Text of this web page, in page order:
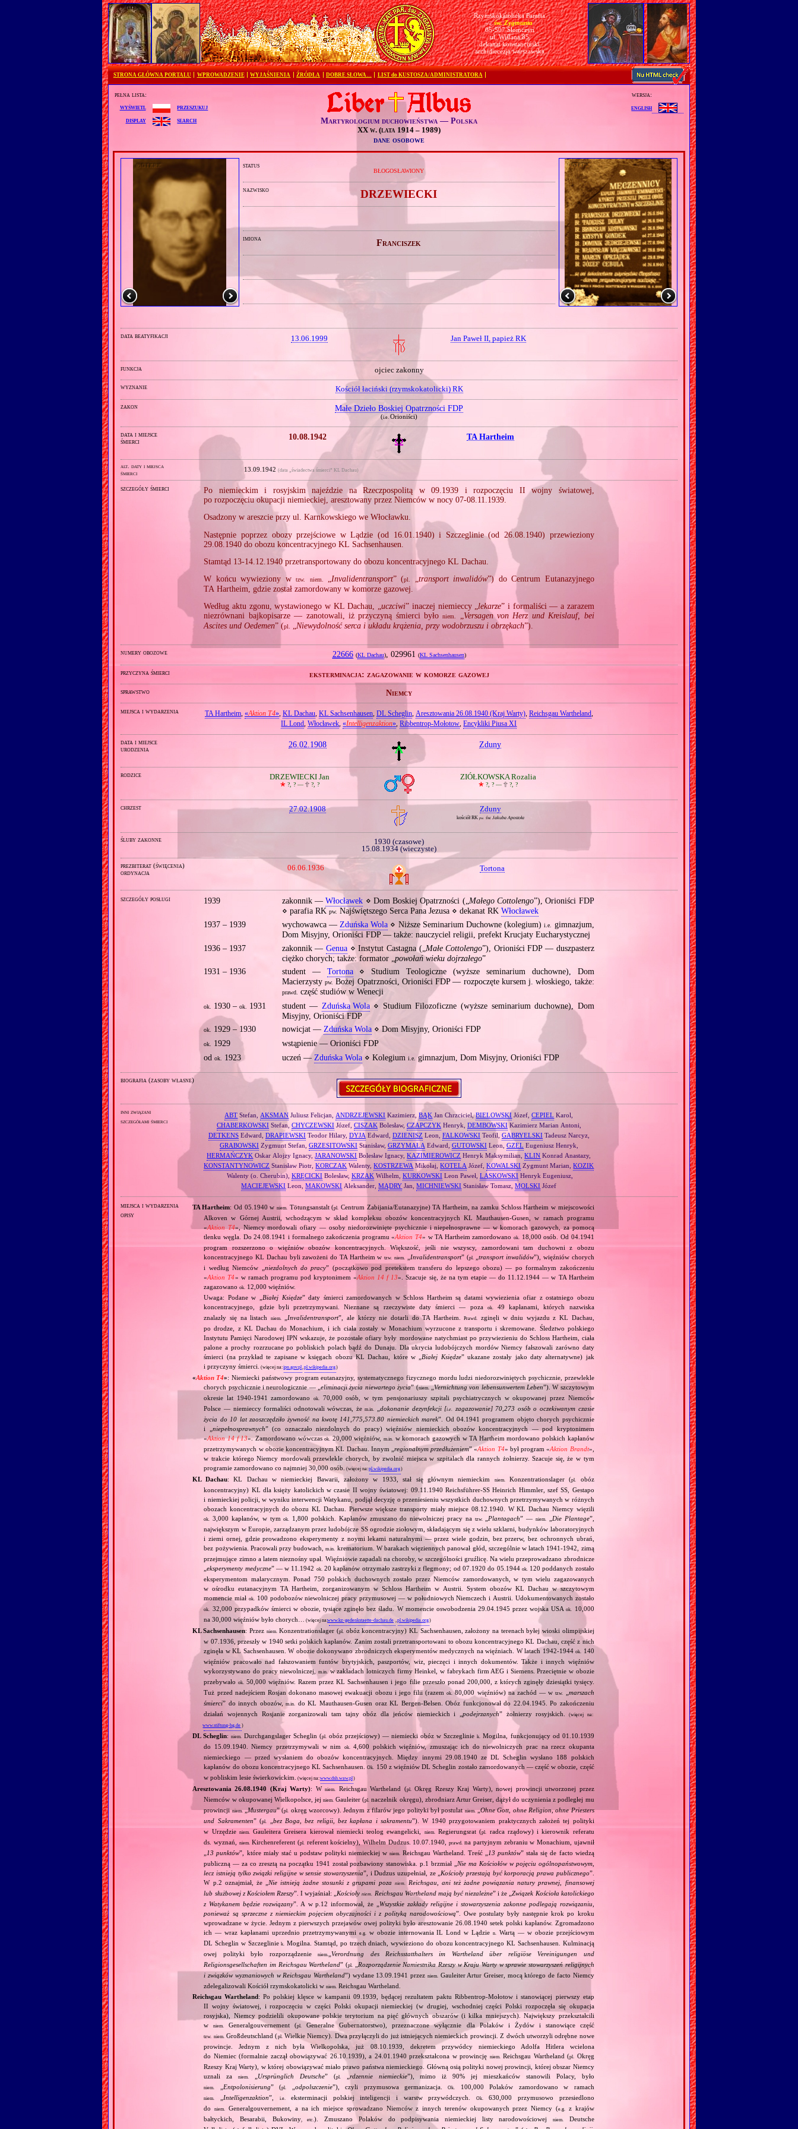
Rzymskokatolicka Parafia
pw.św. Zygmunta
05-507 Słomczyn
ul. Wiślana 85
dekanat konstanciński
archidiecezja warszawska
STRONA GŁÓWNA PORTALU WPROWADZENIE WYJAŚNIENIA ŹRÓDŁA DOBRE SŁOWA… LIST do KUSTOSZA/ADMINISTRATORA
pełna lista:
wyświetl
przeszukuj
display
search Martyrologium duchowieństwa — Polska
XX w. (lata 1914 – 1989)
dane osobowe
wersja:
english
status
błogosławiony
nazwisko DRZEWIECKI
imiona Franciszek
data beatyfikacji 13.06.1999 Jan Paweł II, papież RK
funkcja ojciec zakonny
wyznanie Kościół łaciński (rzymskokatolicki) RK
zakon Małe Dzieło Boskiej Opatrzności FDP
(i.e. Orioniści)
data i miejsce
śmierci
10.08.1942 TA Hartheim
alt. daty i miejsca
śmierci
13.09.1942(data „świadectwa śmierci” KL Dachau)
szczegóły śmierci
Po niemieckim i rosyjskim najeździe na Rzeczpospolitą w 09.1939 i rozpoczęciu II wojny światowej,
po rozpoczęciu okupacji niemieckiej, aresztowany przez Niemców w nocy 07‐08.11.1939.
Osadzony w areszcie przy ul. Karnkowskiego we Włocławku.
Następnie poprzez obozy przejściowe w Lądzie (od 16.01.1940) i Szczeglinie (od 26.08.1940) przewieziony
29.08.1940 do obozu koncentracyjnego KL Sachsenhausen.
Stamtąd 13‐14.12.1940 przetransportowany do obozu koncentracyjnego KL Dachau.
W końcu wywieziony wtzw. niem. Invalidentransport” (pl. transport inwalidów”) do Centrum Eutanazyjnego
TA Hartheim, gdzie został zamordowany w komorze gazowej.
Według aktu zgonu, wystawionego w KL Dachau, „uczciwi” inaczej niemieccy „ lekarze” i formaliści — a zarazem
niezrównani bajkopisarze — zanotowali, iż przyczyną śmierci byłoniem.
Versagen von Herz und Kreislauf, bei
Ascites und Oedemen” (pl. Niewydolność serca i układu krążenia, przy wodobrzuszu i obrzękach”).
numery obozowe 22666 (KL Dachau), 029961 (KL Sachsenhausen)
przyczyna śmierci eksterminacja: zagazowanie w komorze gazowej
sprawstwo Niemcy
miejsca i wydarzenia TA Hartheim, «Aktion T4», KL Dachau, KL Sachsenhausen, DL Scheglin, Aresztowania 26.08.1940 (Kraj Warty), Reichsgau Wartheland,
IL Lond,Włocławek,«Intelligenzaktion»,Ribbentrop‐Mołotow,Encykliki Piusa XI
data i miejsce
urodzenia
26.02.1908 Zduny
rodzice DRZEWIECKI Jan
🞲 ?, ? — 🕆?, ?
ZIÓŁKOWSKA Rozalia
🞲 ?, ? —🕆 ?, ?
chrzest 27.02.1908 Zduny
kościół RK pw.św. Jakuba Apostoła
śluby zakonne
1930 (czasowe)
15.08.1934 (wieczyste)
prezbiterat (święcenia)
ordynacja
06.06.1936 Tortona
szczegóły posługi 1939 zakonnik —Włocławek ⋄ Dom Boskiej Opatrzności („ Małego Cottolengo”), Orioniści FDP
⋄ parafia RK pw. Najświętszego Serca Pana Jezusa ⋄ dekanat RK Włocławek
1937 – 1939
wychowawca —Zduńska Wola ⋄ Niższe Seminarium Duchowne (kolegium)i.e. gimnazjum,
Dom Misyjny, Orioniści FDP — także: nauczyciel religii, prefekt Krucjaty Eucharystycznej
1936 – 1937
zakonnik —Genua ⋄ Instytut Castagna („ Małe Cottolengo”), Orioniści FDP — duszpasterz
ciężko chorych; także: formator „ powołań wieku dojrzałego”
1931 – 1936
student — Tortona⋄ Studium Teologiczne (wyższe seminarium duchowne), Dom
Macierzystypw. Bożej Opatrzności, Orioniści FDP — rozpoczęte kursem j. włoskiego, także:
prawd. część studiów w Wenecji
ok. 1930 –ok. 1931 student — Zduńska Wola⋄ Studium Filozoficzne (wyższe seminarium duchowne), Dom
Misyjny, Orioniści FDP
ok. 1929 – 1930 nowicjat — Zduńska Wola⋄ Dom Misyjny, Orioniści FDP
ok. 1929
wstąpienie — Orioniści FDP
odok. 1923 uczeń — Zduńska Wola⋄ Kolegium i.e. gimnazjum, Dom Misyjny, Orioniści FDP
biografia (zasoby własne)
inni związani
szczegółami śmierci
ABT Stefan, AKSMAN Juliusz Felicjan, ANDRZEJEWSKI Kazimierz,BĄK Jan Chrzciciel,BIELOWSKI Józef,CEPIEL Karol,
CHABERKOWSKIStefan, CHYCZEWSKIJózef, CISZAK Bolesław, CZAPCZYK Henryk, DEMBOWSKIKazimierz Marian Antoni,
DETKENSEdward, DRAPIEWSKITeodor Hilary, DYJA Edward, DZIENISZ Leon, FALKOWSKI Teofil, GABRYELSKI Tadeusz Narcyz,
GRABOWSKIZygmunt Stefan, GRZESITOWSKIStanisław, GRZYMAŁA Edward, GUTOWSKI Leon, GZEL Eugeniusz Henryk,
HERMAŃCZYK Oskar Alojzy Ignacy,JARANOWSKI Bolesław Ignacy,KAZIMIEROWICZ Henryk Maksymilian,KLIN Konrad Anastazy,
KONSTANTYNOWICZ Stanisław Piotr,KORCZAK Walenty,KOSTRZEWA Mikołaj,KOTELA Józef,KOWALSKI Zygmunt Marian,KOZIK
Walenty (o. Cherubin), KRĘCICKIBolesław, KRZAKWilhelm, KURKOWSKI Leon Paweł, LASKOWSKIHenryk Eugeniusz,
MACIEJEWSKI Leon,MAKOWSKI Aleksander,MĄDRY Jan,MICHNIEWSKI Stanisław Tomasz,MOLSKI Józef
miejsca i wydarzenia
opisy
TA Hartheim: Od 05.1940 w niem. Tötungsanstalt (pl. Centrum Zabijania/Eutanazyjne) TA Hartheim, na zamku Schloss Hartheim w miejscowości
Alkoven w Górnej Austrii, wchodzącym w skład kompleksu obozów koncentracyjnych KL Mauthausen‐Gusen, w ramach programu
«Aktion T4», Niemcy mordowali ofiary — osoby niedorozwinięte psychicznie i niepełnosprawne — w komorach gazowych, za pomocą
tlenku węgla. Do 24.08.1941 i formalnego zakończenia programu «Aktion T4» w TA Hartheim zamordowanook. 18,000 osób. Od 04.1941
program rozszerzono o więźniów obozów koncentracyjnych. Większość, jeśli nie wszyscy, zamordowani tam duchowni z obozu
koncentracyjnego KL Dachau byli zawożeni do TA Hartheim wtzw. niem. Invalidentransport” (pl. „transport inwalidów”), więźniów chorych
i według Niemców „ niezdolnych do pracy” (początkowo pod pretekstem transferu do lepszego obozu) — po formalnym zakończeniu
«Aktion T4» w ramach programu pod kryptonimem «Aktion 14 f 13». Szacuje się, że na tym etapie — do 11.12.1944 — w TA Hartheim
zagazowanook. 12,000 więźniów.
Uwaga: Podane w „ Białej Księdze” daty śmierci zamordowanych w Schloss Hartheim są datami wywiezienia ofiar z ostatniego obozu
koncentracyjnego, gdzie byli przetrzymywani. Nieznane są rzeczywiste daty śmierci — poza
ok.
49 kapłanami, których nazwiska
znalazły się na listach
niem. Invalidentransport”, ale którzy nie dotarli do TA Hartheim.Prawd.
zginęli w dniu wyjazdu z KL Dachau,
po drodze, z KL Dachau do Monachium, i ich ciała zostały w Monachium wyrzucone z transportu i skremowane. Śledztwo polskiego
Instytutu Pamięci Narodowej IPN wskazuje, że pozostałe ofiary były mordowane natychmiast po przywiezieniu do Schloss Hartheim, ciała
palone a prochy rozrzucane po pobliskich polach bądź do Dunaju. Dla ukrycia ludobójczych mordów Niemcy fałszowali zarówno daty
śmierci (na przykład te zapisane w księgach obozu KL Dachau, które w „ Białej Księdze” ukazane zostały jako daty alternatywne) jak
i przyczyny śmierci.
(więcej na:ipn.gov.pl,pl.wikipedia.org)
«Aktion T4»: Niemiecki państwowy program eutanazyjny, systematycznego fizycznego mordu ludzi niedorozwiniętych psychicznie, przewlekle
chorych psychicznie i neurologicznie — „eliminacji życia niewartego życia” (niem.„Vernichtung von lebensunwertem Leben”). W szczytowym
okresie lat 1940‐1941 zamordowanook.
70,000 osób, w tym pensjonariuszy szpitali psychiatrycznych w okupowanej przez Niemców
Polsce — niemieccy formaliści odnotowali wówczas, żem.in. dokonanie dezynfekcji [i.e. zagazowanie] 70,273 osób o oczekiwanym czasie
życia do 10 lat zaoszczędziło żywność na kwotę 141,775,573.80 niemieckich marek”. Od 04.1941 programem objęto chorych psychicznie
i „ niepełnosprawnych” (co oznaczało niezdolnych do pracy) więźniów niemieckich obozów koncentracyjnych — pod kryptonimem
«Aktion 14 f 13». Zamordowano wówczasok. 20,000 więźniów,m.in. w komorach gazowych w TA Hartheim mordowano polskich kapłanów
przetrzymywanych w obozie koncentracyjnym KL Dachau. Innym „ regionalnym przedłużeniem” «Aktion T4» był program «Aktion Brandt»,
w trakcie którego Niemcy mordowali przewlekle chorych, by zwolnić miejsca w szpitalach dla rannych żołnierzy. Szacuje się, że w tym
programie zamordowano co najmniej 30,000 osób.
(więcej na:pl.wikipedia.org)
KL Dachau: KL Dachau w niemieckiej Bawarii, założony w 1933, stał się głównym niemieckim niem. Konzentrationslager (pl.
obóz
koncentracyjny) KL dla księży katolickich w czasie II wojny światowej: 09.11.1940 Reichsführer‐SS Heinrich Himmler, szef SS, Gestapo
i niemieckiej policji, w wyniku interwencji Watykanu, podjął decyzję o przeniesieniu wszystkich duchownych przetrzymywanych w różnych
obozach koncentracyjnych do obozu KL Dachau. Pierwsze większe transporty miały miejsce 08.12.1940. W KL Dachau Niemcy więzili
ok. 3,000 kapłanów, w tymok. 1,800 polskich. Kapłanów zmuszano do niewolniczej pracy na tzw. Plantagach” —niem. Die Plantage”,
największym w Europie, zarządzanym przez ludobójcze SS ogrodzie ziołowym, składającym się z wielu szklarni, budynków laboratoryjnych
i ziemi ornej, gdzie prowadzono eksperymenty z noymi lekami naturalnymi — przez wiele godzin, bez przerw, bez ochronnych ubrań,
bez pożywienia. Pracowali przy budowach,m.in. krematorium. W barakach więziennych panował głód, szczególnie w latach 1941‐1942, zimą
przejmujące zimno a latem nieznośny upał. Więźniowie zapadali na choroby, w szczególności gruźlicę. Na wielu przeprowadzano zbrodnicze
„eksperymenty medyczne” — w 11.1942 ok. 20 kapłanów otrzymało zastrzyki z flegmony; od 07.1920 do 05.1944 ok. 120 poddanych zostało
eksperymentom malarycznym. Ponad 750 polskich duchownych zostało przez Niemców zamordowanych, w tym wielu zagazowanych
w ośrodku eutanacyjnym TA Hartheim, zorganizowanym w Schloss Hartheim w Austrii. System obozów KL Dachau w szczytowym
momencie miałok. 100 podobozów niewolniczej pracy przymusowej — w południowych Niemczech i Austrii. Udokumentowanych zostało
ok. 32,000 przypadków śmierci w obozie, tysiące zginęło bez śladu. W momencie oswobodzenia 29.04.1945 przez wojska USAok.
10,000
na 30,000 więźniów było chorych…
(więcej na:www.kz-gedenkstaette-dachau.de ,pl.wikipedia.org)
KL Sachsenhausen: Przez niem. Konzentrationslager (pl. obóz koncentracyjny) KL Sachsenhausen, założony na terenach byłej wioski olimpijskiej
w 07.1936, przeszły w 1940 setki polskich kapłanów. Zanim zostali przetransportowani to obozu koncentracyjnego KL Dachau, część z nich
zginęła w KL Sachsenhausen. W obozie dokonywano zbrodniczych eksperymentów medycznych na więźniach. W latach 1942‐1944ok. 140
więźniów pracowało nad fałszowaniem funtów brytyjskich, paszportów, wiz, pieczęci i innych dokumentów. Także i innych więźniów
wykorzystywano do pracy niewolniczej,m.in. w zakładach lotniczych firmy Heinkel, w fabrykach firm AEG i Siemens. Przeciętnie w obozie
przebywałook. 50,000 więźniów. Razem przez KL Sachsenhausen i jego filie przeszło ponad 200,000, z których zginęły dziesiątki tysięcy.
Tuż przed nadejściem Rosjan dokonano masowej ewakuacji obozu i jego filii (razemok.80,000 więźniów) na zachód — wtzw.
marszach
śmierci” do innych obozów,m.in. do KL Mauthausen‐Gusen oraz KL Bergen‐Belsen. Obóz funkcjonował do 22.04.1945. Po zakończeniu
działań wojennych Rosjanie zorganizowali tam tajny obóz dla jeńców niemieckich i „ podejrzanych” żołnierzy rosyjskich.
(więcej na:
www.stiftung-bg.de )
DL Scheglin: niem. Durchgangslager Scheglin (pl. obóz przejściowy) — niemiecki obóz w Szczegliniek. Mogilna, funkcjonujący od 01.10.1939
do 15.09.1940. Niemcy przetrzymywali w nim
ok. 4,600 polskich więźniów, zmuszając ich do niewolniczych prac na rzecz okupanta
niemieckiego — przed wysłaniem do obozów koncentracyjnych. Między innymi 29.08.1940 ze DL Scheglin wysłano 188 polskich
kapłanów do obozu koncentracyjnego KL Sachsenhausen.Ok. 150 z więźniów DL Scheglin zostało zamordowanych — część w obozie, część
w pobliskim lesie świerkowickim.
(więcej na:www.dsh.waw.pl)
Aresztowania 26.08.1940 (Kraj Warty): Wniem. Reichsgau Wartheland (pl. Okręg Rzeszy Kraj Warty), nowej prowincji utworzonej przez
Niemców w okupowanej Wielkopolsce, jejniem. Gauleiter (pl. naczelnik okręgu), zbrodniarz Artur Greiser, dążył do uczynienia z podległej mu
prowincjiniem.„Mustergau” (pl. okręg wzorcowy). Jednym z filarów jego polityki był postulatniem.„Ohne Gott, ohne Religion, ohne Priesters
und Sakramenten” (pl. bez Boga, bez religii, bez kapłana i sakramentu”). W 1940 przygotowaniem praktycznych założeń tej polityki
w Urzędzie niem. Gauleitera Greisera kierował niemiecki teolog ewangelicki, niem. Regierungsrat (pl.
radca rządowy) i kierownik referatu
ds. wyznań,
niem. Kirchenreferent (pl. referent kościelny), Wilhelm Dudzus. 10.07.1940, prawd. na partyjnym zebraniu w Monachium, ujawnił
13 punktów”, które miały stać u podstaw polityki niemieckiej w niem. Reichsgau Wartheland. Treść „ 13 punktów” stała się de facto wiedzą
publiczną — za co zresztą na początku 1941 został pozbawiony stanowiska. p.1 brzmiał „ Nie ma Kościołów w pojęciu ogólnopaństwowym,
lecz istnieją tylko związki religijne w sensie stowarzyszenia”, i Dudzus uzupełniał, ze „ Kościoły przestają być korporacją prawa publicznego”.
W p.2 oznajmiał, że „ Nie istnieją żadne stosunki z grupami poza niem.
Reichsgau, ani też żadne powiązania natury prawnej, finansowej
lub służbowej z Kościołem Rzeszy”. I wyjaśniał: „ Kościołyniem. Reichsgau Wartheland mają być niezależne” i że „Związek Kościoła katolickiego
z Watykanem będzie rozwiązany”. A w p.12 informował, że „ Wszystkie zakłady religijne i stowarzyszenia zakonne podlegają rozwiązaniu,
ponieważ są sprzeczne z niemieckim pojęciem obyczajności i z polityką narodowościową”. Owe postulaty były następnie krok po kroku
wprowadzane w życie. Jednym z pierwszych przejawów owej polityki było aresztowanie 26.08.1940 setek polski kapłanów. Zgromadzono
ich — wraz kapłanami uprzednio przetrzymywanymi
e.g. w obozie internowania IL Lond w Lądzien. Wartą — w obozie przejściowym
DL Scheglin w Szczegliniek. Mogilna. Stamtąd, po trzech dniach, wywieziono do obozu koncentracyjnego KL Sachsenhausen. Kulminacją
owej polityki było rozporządzenieniem. „Verordnung des Reichsstatthalters im Wartheland über religiöse Vereinigungen und
Religionsgesellschaften im Reichsgau Wartheland” (pl.
Rozporządzenie Namiestnika Rzeszy w Kraju Warty w sprawie stowarzyszeń religijnych
i związków wyznaniowych w Reichsgau Wartheland”) wydane 13.09.1941 przez niem. Gauleiter Artur Greiser, mocą którego de facto Niemcy
zdelegalizowali Kościół rzymskokatolicki wniem. Reichsgau Wartheland.
Reichsgau Wartheland : Po polskiej klęsce w kampanii 09.1939, będącej rezultatem paktu Ribbentrop‐Mołotow i stanowiącej pierwszy etap
II wojny światowej, i rozpoczęciu w części Polski okupacji niemieckiej (w drugiej, wschodniej części Polski rozpoczęła się okupacja
rosyjska), Niemcy podzielili okupowane polskie terytorium na pięć głównych obszarów (i kilka mniejszych). Największy przekształcili
wniem. Generalgouvernement (pl. Generalne Gubernatorstwo), przeznaczone wyłącznie dla Polaków i Żydów i stanowiące część
tzw. niem. Großdeutschland (pl. Wielkie Niemcy). Dwa przyłączyli do już istniejących niemieckich prowincji. Z dwóch utworzyli odrębne nowe
prowincje. Jednym z nich była Wielkopolska, już 08.10.1939, dekretem przywódcy niemieckiego Adolfa Hitlera wcielona
do Niemiec (formalnie zaczął obowiązywać 26.10.1939), a 24.01.1940 przekształcona w prowincję niem. Reichsgau Wartheland (pl. Okręg
Rzeszy Kraj Warty), w której obowiązywać miało prawo państwa niemieckiego. Główną osią polityki nowej prowincji, której obszar Niemcy
uznali zaniem. Ursprünglich Deutsche” (pl. rdzennie niemieckie”), mimo iż 90% jej mieszkańców stanowili Polacy, było
niem. Entpolonisierung” (pl. odpolszczenie”), czyli przymusowa germanizacja.Ok. 100,000 Polaków zamordowano w ramach
niem. Intelligenzaktion”, i.e. eksterminacji polskiej inteligencji i warstw przywódczych. Ok.
630,000 przymusowo przesiedlono
doniem. Generalgouvernement, a na ich miejsce sprowadzano Niemców z innych terenów okupowanych przez Niemcy (e.g.
z krajów
bałtyckich, Besarabii, Bukowiny, etc.). Zmuszano Polaków do podpisywania niemieckiej listy narodowościowej niem.
Deutsche